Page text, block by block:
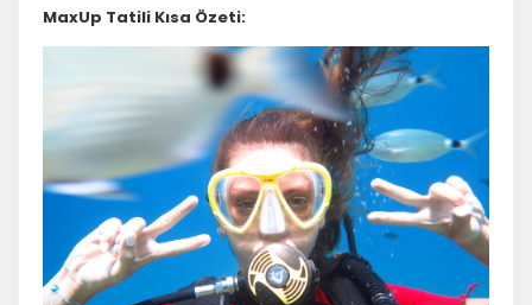
MaxUp Tatili Kısa Özeti: